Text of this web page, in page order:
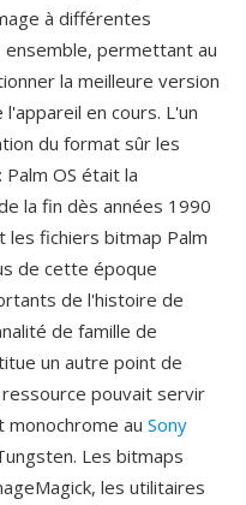
à différentes
permettant au
la meilleure version
en cours. L'un
du format sûr les
OS était la
la fin dès années 1990
fichiers bitmap Palm
de cette époque
de l'histoire de
de famille de
un autre point de
pouvait servir
monochrome au Sony
Les bitmaps
les utilitaires